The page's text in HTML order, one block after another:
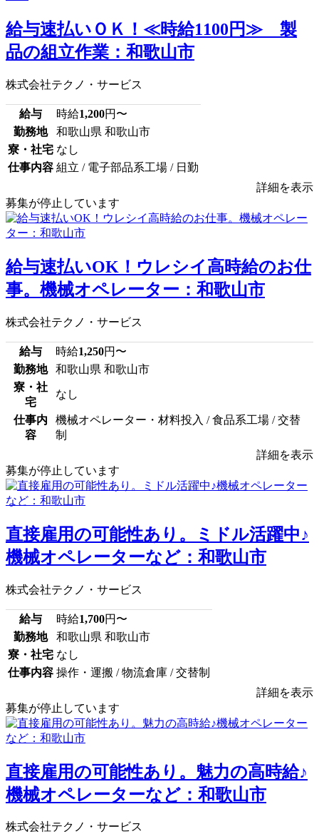
給与速払いＯＫ！≪時給1100円≫ 製
品の組立作業：和歌山市
株式会社テクノ・サービス
給与 時給1,200円〜
勤務地
和歌山県 和歌山市
寮・社宅 なし
仕事内容 組立 / 電子部品系工場 / 日勤
詳細を表示
募集が停止しています
給与速払いOK！ウレシイ高時給のお仕
事。機械オペレーター：和歌山市
株式会社テクノ・サービス
給与 時給1,250円〜
勤務地
和歌山県 和歌山市
寮・社
宅
なし
仕事内
容
機械オペレーター・材料投入 / 食品系工場 / 交替
制
詳細を表示
募集が停止しています
直接雇用の可能性あり。ミドル活躍中♪
機械オペレーターなど：和歌山市
株式会社テクノ・サービス
給与 時給1,700円〜
勤務地
和歌山県 和歌山市
寮・社宅 なし
仕事内容 操作・運搬 / 物流倉庫 / 交替制
詳細を表示
募集が停止しています
直接雇用の可能性あり。魅力の高時給♪
機械オペレーターなど：和歌山市
株式会社テクノ・サービス